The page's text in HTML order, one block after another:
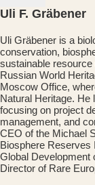
Uli F. Gräbener
Uli Gräbener is a
conservation,
sustainable resource
Russian World
Moscow Office,
Natural Heritage. He
focusing on project
management, and
CEO of the Michael
Biosphere Reserves
Global Development
Director of Rare